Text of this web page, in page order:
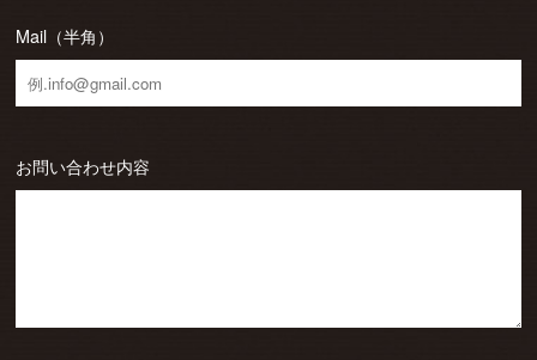
Mail（半角）
お問い合わせ内容